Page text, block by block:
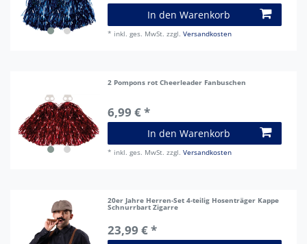
In den Warenkorb
* inkl. ges. MwSt. zzgl.Versandkosten
2 Pompons rot Cheerleader Fanbuschen
6,99 € *
In den Warenkorb
* inkl. ges. MwSt. zzgl.Versandkosten
20er Jahre Herren-Set 4-teilig Hosenträger Kappe
Schnurrbart Zigarre
23,99 € *